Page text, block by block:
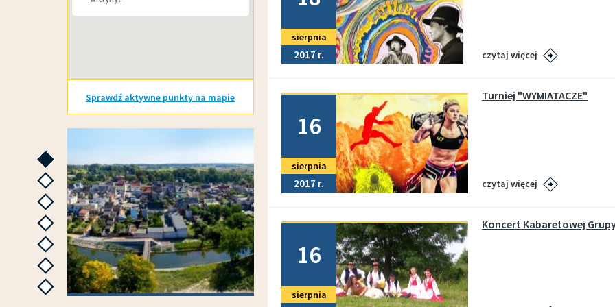
Sprawdź aktywne punkty na mapie
następne
następne
następne
następne
następne
następne
sierpnia
2017 czytaj więcej
16
sierpnia
2017
Turniej "WYMIATACZE"
czytaj więcej
16
sierpnia
Koncert Kabaretowej